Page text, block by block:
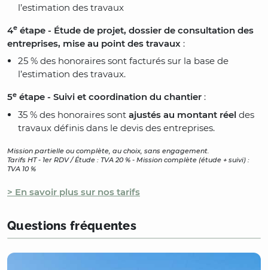
l’estimation des travaux
4e étape - Étude de projet, dossier de consultation des
entreprises, mise au point des travaux :
25 % des honoraires sont facturés sur la base de
l’estimation des travaux.
5e étape - Suivi et coordination du chantier :
35 % des honoraires sont ajustés au montant réel des
travaux définis dans le devis des entreprises.
Mission partielle ou complète, au choix, sans engagement.
Tarifs HT - 1er RDV / Étude : TVA 20 % - Mission complète (étude + suivi) :
TVA 10 %
> En savoir plus sur nos tarifs
Questions fréquentes